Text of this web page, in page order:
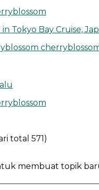
in Tokyo Bay Cruise,
total 571)
membuat topik